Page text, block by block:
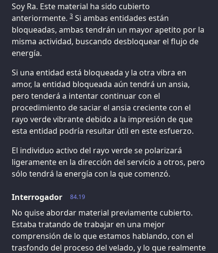
Soy Ra. Este material ha sido cubierto
anteriormente. 3 Si ambas entidades están
bloqueadas, ambas tendrán un mayor apetito por la
misma actividad, buscando desbloquear el flujo de
energía.
Si una entidad está bloqueada y la otra vibra en
amor, la entidad bloqueada aún tendrá un ansia,
pero tenderá a intentar continuar con el
procedimiento de saciar el ansia creciente con el
rayo verde vibrante debido a la impresión de que
esta entidad podría resultar útil en este esfuerzo.
El individuo activo del rayo verde se polarizará
ligeramente en la dirección del servicio a otros, pero
sólo tendrá la energía con la que comenzó.
84.19
Interrogador
No quise abordar material previamente cubierto.
Estaba tratando de trabajar en una mejor
comprensión de lo que estamos hablando, con el
trasfondo del proceso del velado, y lo que realmente